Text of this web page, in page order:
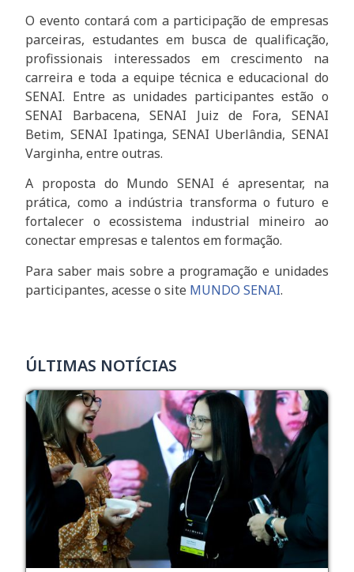
O evento contará com a participação de empresas
parceiras, estudantes em busca de qualificação,
profissionais interessados em crescimento na
carreira e toda a equipe técnica e educacional do
SENAI. Entre as unidades participantes estão o
SENAI Barbacena, SENAI Juiz de Fora, SENAI
Betim, SENAI Ipatinga, SENAI Uberlândia, SENAI
Varginha, entre outras.
A proposta do Mundo SENAI é apresentar, na
prática, como a indústria transforma o futuro e
fortalecer o ecossistema industrial mineiro ao
conectar empresas e talentos em formação.
Para saber mais sobre a programação e unidades
participantes, acesse o site MUNDO SENAI.
ÚLTIMAS NOTÍCIAS